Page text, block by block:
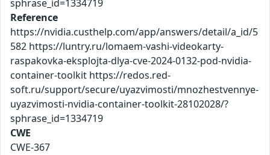
sphrase_id=1334719
Reference
https://nvidia.custhelp.com/app/answers/detail/a_id/5
582 https://luntry.ru/lomaem-vashi-videokarty-
raspakovka-eksplojta-dlya-cve-2024-0132-pod-nvidia-
container-toolkit https://redos.red-
soft.ru/support/secure/uyazvimosti/mnozhestvennye-
uyazvimosti-nvidia-container-toolkit-28102028/?
sphrase_id=1334719
CWE
CWE-367